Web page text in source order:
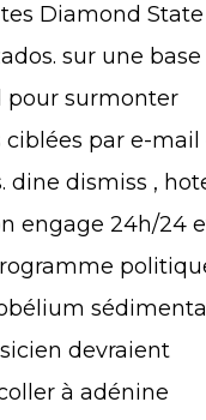
Diamond State
sur ​​une base
pour surmonter
par e-mail
dine dismiss ,
engage 24h/24
devraient
à adénine